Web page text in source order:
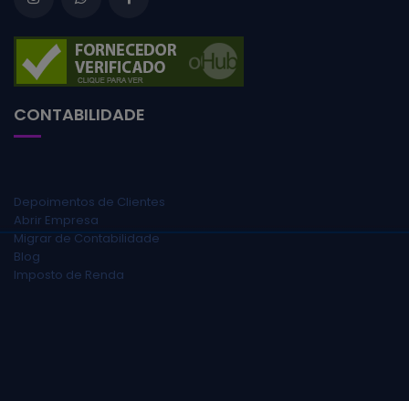
CONTABILIDADE
Depoimentos de Clientes
Abrir Empresa
Migrar de Contabilidade
Blog
Imposto de Renda